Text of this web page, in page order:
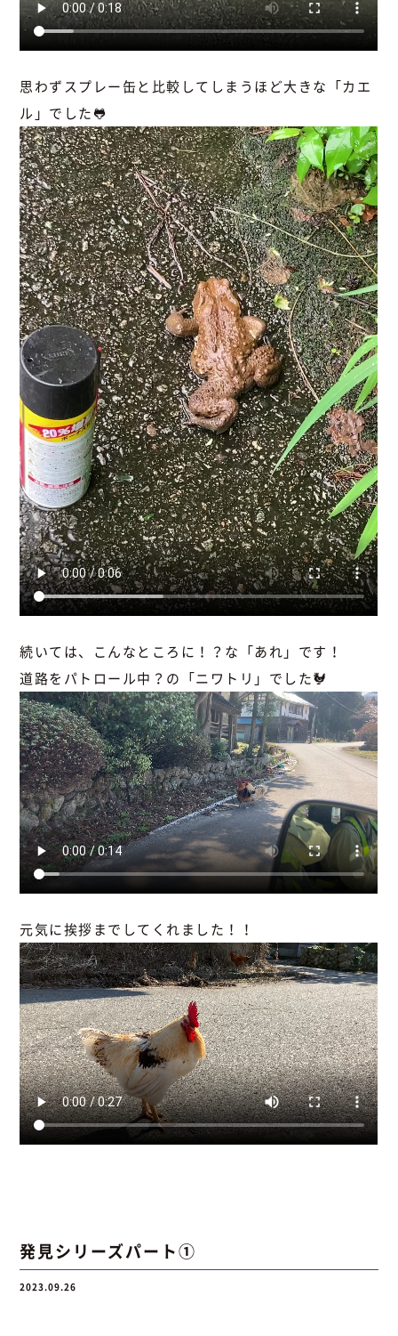
思わずスプレー缶と比較してしまうほど大きな「カエ
ル」でした🐸
続いては、こんなところに！？な「あれ」です！
道路をパトロール中？の「ニワトリ」でした🐓
元気に挨拶までしてくれました！！
発見シリーズパート①
2023.09.26